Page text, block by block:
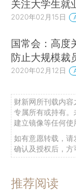
关注大学生就
2020年02月15日
国常会：高度
防止大规模裁
2020年02月12日
财新网所刊载内
专属所有或持有
建立镜像等任何使
如有意愿转载，请
确认及授权后，方
推荐阅读